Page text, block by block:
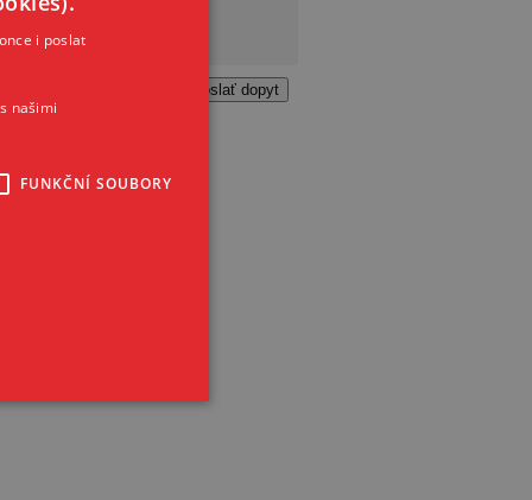
i poslat
našimi
FUNKČNÍ SOUBORY